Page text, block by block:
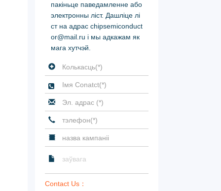
пакіньце паведамленне або
электронны ліст. Дашліце лі
ст на адрас chipsemiconduct
or@mail.ru і мы адкажам як
мага хутчэй.

Contact Us：